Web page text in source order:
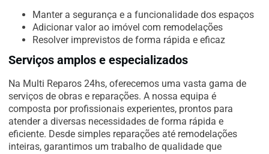
Manter a segurança e a funcionalidade dos espaços
Adicionar valor ao imóvel com remodelações
Resolver imprevistos de forma rápida e eficaz
Serviços amplos e especializados
Na Multi Reparos 24hs, oferecemos uma vasta gama de
serviços de obras e reparações. A nossa equipa é
composta por profissionais experientes, prontos para
atender a diversas necessidades de forma rápida e
eficiente. Desde simples reparações até remodelações
inteiras, garantimos um trabalho de qualidade que